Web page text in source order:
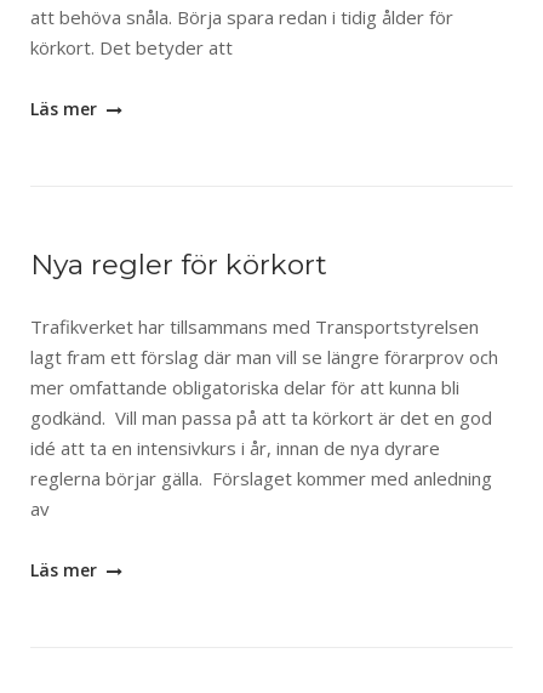
att behöva snåla. Börja spara redan i tidig ålder för
körkort. Det betyder att
Läs mer
Nya regler för körkort
Trafikverket har tillsammans med Transportstyrelsen
lagt fram ett förslag där man vill se längre förarprov och
mer omfattande obligatoriska delar för att kunna bli
godkänd. Vill man passa på att ta körkort är det en god
idé att ta en intensivkurs i år, innan de nya dyrare
reglerna börjar gälla. Förslaget kommer med anledning
av
Läs mer